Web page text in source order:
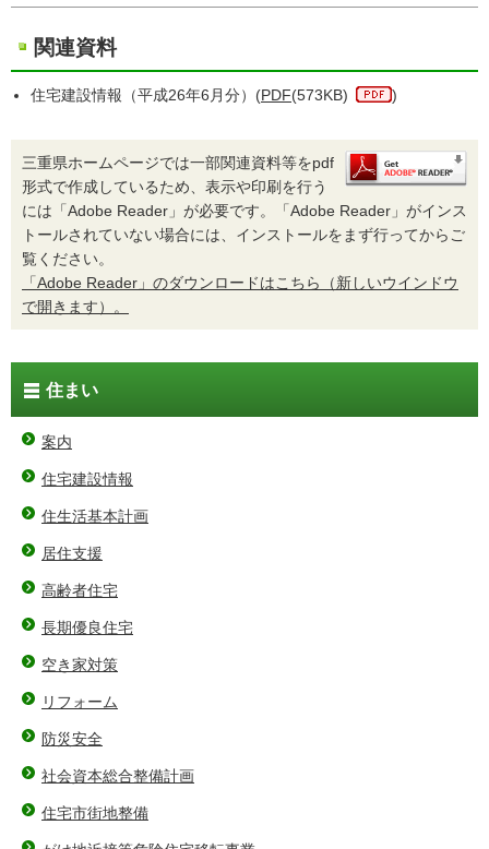
関連資料
住宅建設情報（平成26年6月分）(PDF(573KB) )
三重県ホームページでは一部関連資料等をpdf
形式で作成しているため、表示や印刷を行う
には「Adobe Reader」が必要です。「Adobe Reader」がインス
トールされていない場合には、インストールをまず行ってからご
覧ください。
「Adobe Reader」のダウンロードはこちら（新しいウインドウ
で開きます）。
住まい
案内
住宅建設情報
住生活基本計画
居住支援
高齢者住宅
長期優良住宅
空き家対策
リフォーム
防災安全
社会資本総合整備計画
住宅市街地整備